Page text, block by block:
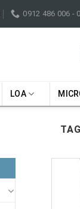
0912 486 006 -
LOA